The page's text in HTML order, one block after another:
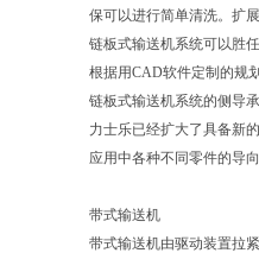
保可以进行简单清洗。扩
链板式输送机系统可以胜
根据用CAD软件定制的规
链板式输送机系统的侧导
力士乐已经扩大了具备新
应用中各种不同零件的导
带式输送机
带式输送机由驱动装置拉